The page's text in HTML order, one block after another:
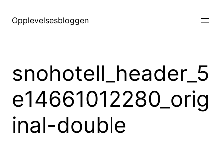
Opplevelsesbloggen
snohotell_header_5
e14661012280_orig
inal-double